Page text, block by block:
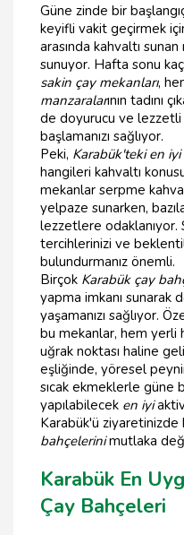
Güne zinde bir
keyifli vakit geçirmek
arasında kahvaltı
sunuyor. Hafta sonu
sakin çay mekanları,
manzaralarının tadını
de doyurucu ve lezzetli
başlamanızı sağlıyor.
Peki, Karabük'teki en
hangileri kahvaltı
mekanlar serpme
yelpaze sunarken,
lezzetlere odaklanıyor.
tercihlerinizi ve
bulundurmanız önemli.
Birçok Karabük çay
yapma imkanı sunarak
yaşamanızı sağlıyor.
bu mekanlar, hem yerli
uğrak noktası haline
eşliğinde, yöresel
sıcak ekmeklerle güne
yapılabilecek en iyi
Karabük'ü ziyaretinizde
bahçelerinimutlaka
Karabük En
Çay Bahçeleri